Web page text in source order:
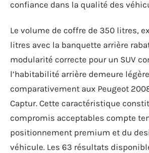
confiance dans la qualité des
Le volume de coffre de 350 litres,
litres avec la banquette arrière
modularité correcte pour un SUV
l’habitabilité arrière demeure
comparativement aux Peugeot
Captur. Cette caractéristique
compromis acceptables compte
positionnement premium et du
véhicule. Les 63 résultats